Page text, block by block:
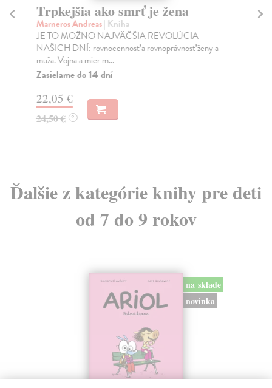
Trpkejšia ako smrť je žena
Marneros Andreas| Kniha
JE TO MOŽNO NAJVÄČŠIA REVOLÚCIA
NAŠICH DNÍ: rovnocennosť a rovnoprávnosť ženy a
muža. Vojna a mier m...
Zasielame do 14 dní
22,05 €
24,50 € ?
Ďalšie z kategórie knihy pre deti
od 7 do 9 rokov
na sklade
novinka